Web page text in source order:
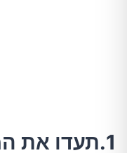
1.תעדו את המיגרנה שלכם